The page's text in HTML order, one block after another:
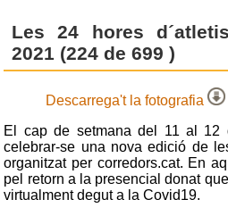
Les 24 hores
2021 (224 de 699 )
Descarrega't la fotografia
El cap de setmana del 11 al 12
celebrar-se una nova edició de
organitzat per corredors.cat. En
pel retorn a la presencial donat
virtualment degut a la Covid19.